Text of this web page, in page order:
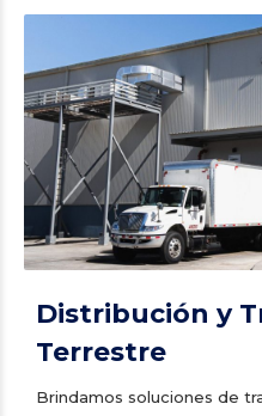
Distribución y
Terrestre
Brindamos soluciones de